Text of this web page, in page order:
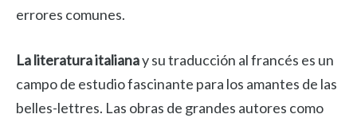
errores comunes.
La literatura italianay su traducción al francés es un
campo de estudio fascinante para los amantes de las
belles-lettres. Las obras de grandes autores como